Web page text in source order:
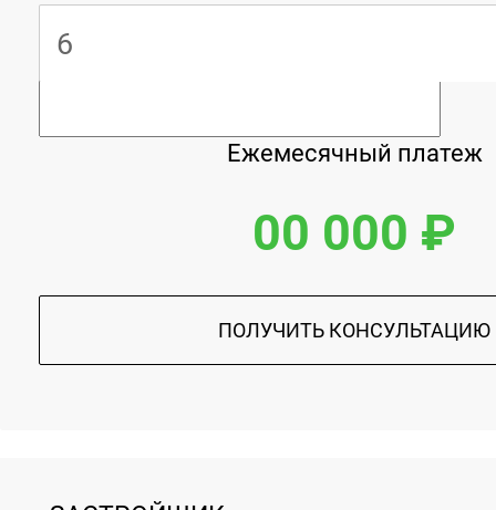
Ежемесячный платеж
00 000 ₽
ПОЛУЧИТЬ КОНСУЛЬТАЦИЮ